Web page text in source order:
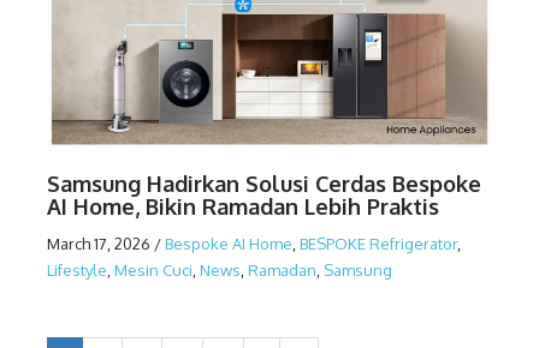
Samsung Hadirkan Solusi Cerdas Bespoke
AI Home, Bikin Ramadan Lebih Praktis
March 17, 2026 /Bespoke AI Home,BESPOKE Refrigerator,
Lifestyle,Mesin Cuci,News,Ramadan, Samsung